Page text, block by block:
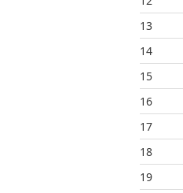
13
14
15
16
17
18
19